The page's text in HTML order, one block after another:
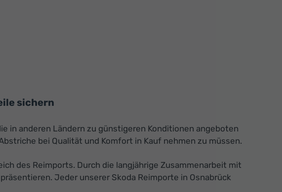
sichern
in anderen Ländern zu günstigeren Konditionen angeboten
bei Qualität und Komfort in Kauf nehmen zu müssen.
des Reimports. Durch die langjährige Zusammenarbeit mit
Jeder unserer Skoda Reimporte in Osnabrück